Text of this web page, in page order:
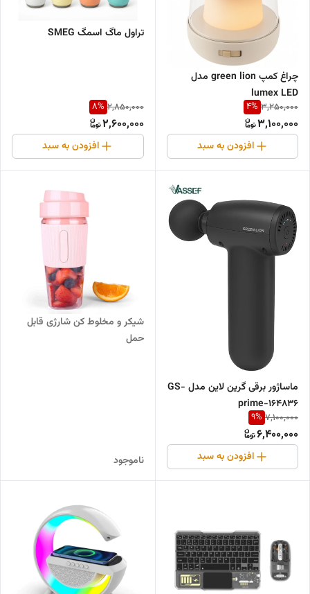
چراغ کمپ green lion مدل
lumex LED
3,250,000
4%
3,100,000
افزودن به سبد
تراول ماگ اسمگ SMEG
2,850,000
8%
2,600,000
افزودن به سبد
ماساژور برقی گرین لاین مدل GS-
prime-164836
7,100,000
9%
6,400,000
افزودن به سبد
شیکر و مخلوط کن شارژی قابل
حمل
ناموجود